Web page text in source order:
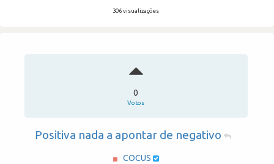
306 visualizações
0
Votos
Positiva nada a apontar de negativo
COCUS